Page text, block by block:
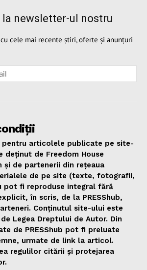
newsletter-ul nostru
cele mai recente știri, oferte și anunțuri
articolele publicate pe site-
deținut de Freedom House
și de partenerii din rețeaua
de pe site (texte, fotografii,
pot fi reproduse integral fără
în scris, de la PRESShub,
Conținutul site-ului este
Legea Dreptului de Autor. Din
de PRESShub pot fi preluate
urmate de link la articol.
regulilor citării și protejarea